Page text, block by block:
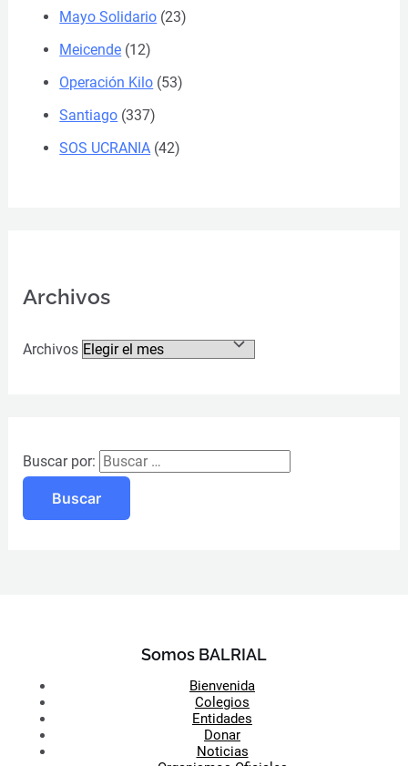
Mayo Solidario (23)
Meicende (12)
Operación Kilo (53)
Santiago (337)
SOS UCRANIA (42)
Archivos
Archivos
Buscar por:
Somos BALRIAL
Bienvenida
Colegios
Entidades
Donar
Noticias